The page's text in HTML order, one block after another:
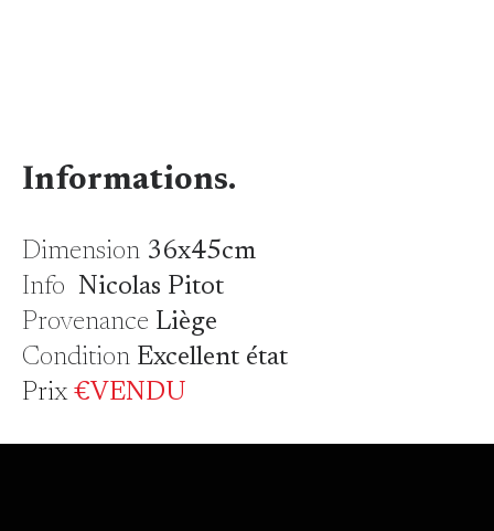
Informations.
Dimension36x45cm
Info Nicolas Pitot
Provenance Liège
Condition Excellent état
Prix€VENDU